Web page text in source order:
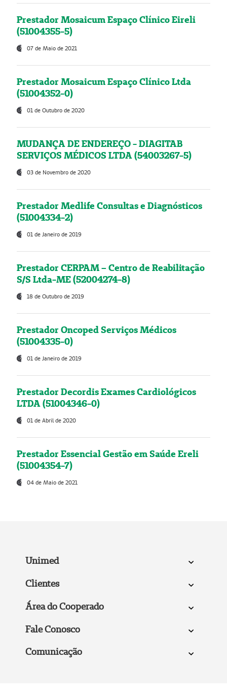
Prestador Mosaicum Espaço Clínico Eireli
(51004355-5)
07 de Maio de 2021
Prestador Mosaicum Espaço Clínico Ltda
(51004352-0)
01 de Outubro de 2020
MUDANÇA DE ENDEREÇO - DIAGITAB
SERVIÇOS MÉDICOS LTDA (54003267-5)
03 de Novembro de 2020
Prestador Medlife Consultas e Diagnósticos
(51004334-2)
01 de Janeiro de 2019
Prestador CERPAM – Centro de Reabilitação
S/S Ltda-ME (52004274-8)
18 de Outubro de 2019
Prestador Oncoped Serviços Médicos
(51004335-0)
01 de Janeiro de 2019
Prestador Decordis Exames Cardiológicos
LTDA (51004346-0)
01 de Abril de 2020
Prestador Essencial Gestão em Saúde Ereli
(51004354-7)
04 de Maio de 2021
Unimed
Clientes
Área do Cooperado
Fale Conosco
Comunicação